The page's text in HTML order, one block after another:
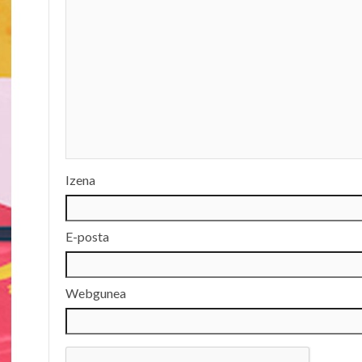
Izena
E-posta
Webgunea